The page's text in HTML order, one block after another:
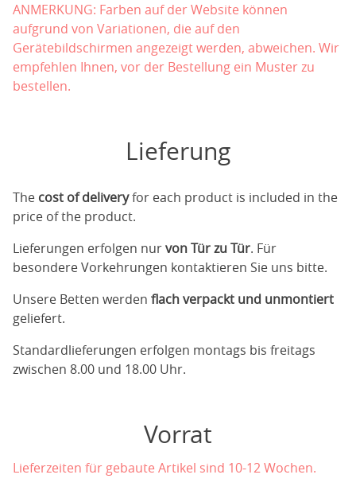
ANMERKUNG: Farben auf der Website können
aufgrund von Variationen, die auf den
Gerätebildschirmen angezeigt werden, abweichen. Wir
empfehlen Ihnen, vor der Bestellung ein Muster zu
bestellen.
Lieferung
The cost of deliveryfor each product is included in the
price of the product.
Lieferungen erfolgen nurvon Tür zu Tür. Für
besondere Vorkehrungen kontaktieren Sie uns bitte.
Unsere Betten werden flach verpackt und unmontiert
geliefert.
Standardlieferungen erfolgen montags bis freitags
zwischen 8.00 und 18.00 Uhr.
Vorrat
Lieferzeiten für gebaute Artikel sind 10-12 Wochen.